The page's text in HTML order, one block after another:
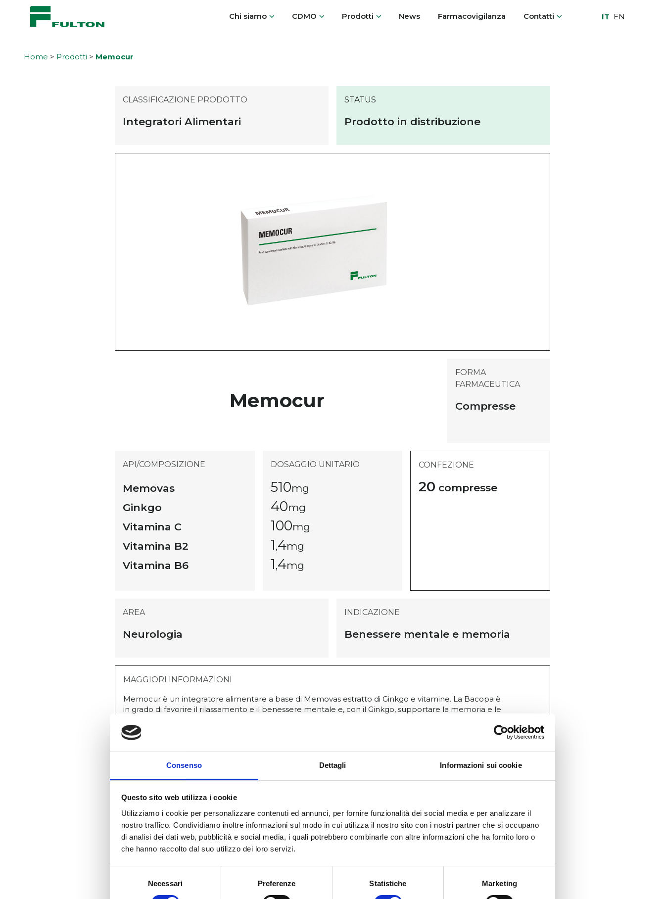
Consenso Dettagli Informazioni sui cookie
Questo sito web utilizza i cookie
Utilizziamo i cookie per personalizzare contenuti ed annunci, per fornire funzionalità dei social media e per analizzare il
nostro traffico. Condividiamo inoltre informazioni sul modo in cui utilizza il nostro sito con i nostri partner che si occupano
di analisi dei dati web, pubblicità e social media, i quali potrebbero combinarle con altre informazioni che ha fornito loro o
che hanno raccolto dal suo utilizzo dei loro servizi.
Necessari Preferenze Statistiche Marketing
Chi siamo CDMO Prodotti News Farmacovigilanza Contatti EN
IT
Home > Prodotti > Memocur
CLASSIFICAZIONE PRODOTTO
Integratori Alimentari
STATUS
Prodotto in distribuzione
Memocur
FORMA
FARMACEUTICA
Compresse
API/COMPOSIZIONE
Memovas
Ginkgo
Vitamina C
Vitamina B2
Vitamina B6
DOSAGGIO UNITARIO
510mg
40mg
100mg
1,4mg
1,4mg
CONFEZIONE
20 compresse
AREA
Neurologia
INDICAZIONE
Benessere mentale e memoria
MAGGIORI INFORMAZIONI
Memocur è un integratore alimentare a base di Memovas estratto di Ginkgo e vitamine. La Bacopa è
in grado di favorire il rilassamento e il benessere mentale e, con il Ginkgo, supportare la memoria e le
microcircolo. Lo Zenzero contribuisce alla regolare funzionalità dell’apparato cardiovascolare e alla
normale circolazione del sangue. La vitamina C contribuisce alla formazione del collagene per la
corretta funzionalità dei vasi sanguigni e, con la vitamina B6, alla normale funzione psicologica. Le
vitamine B2 e B6 contribuiscono al normale funzionamento del sistema nervoso.
Prodotti correlati